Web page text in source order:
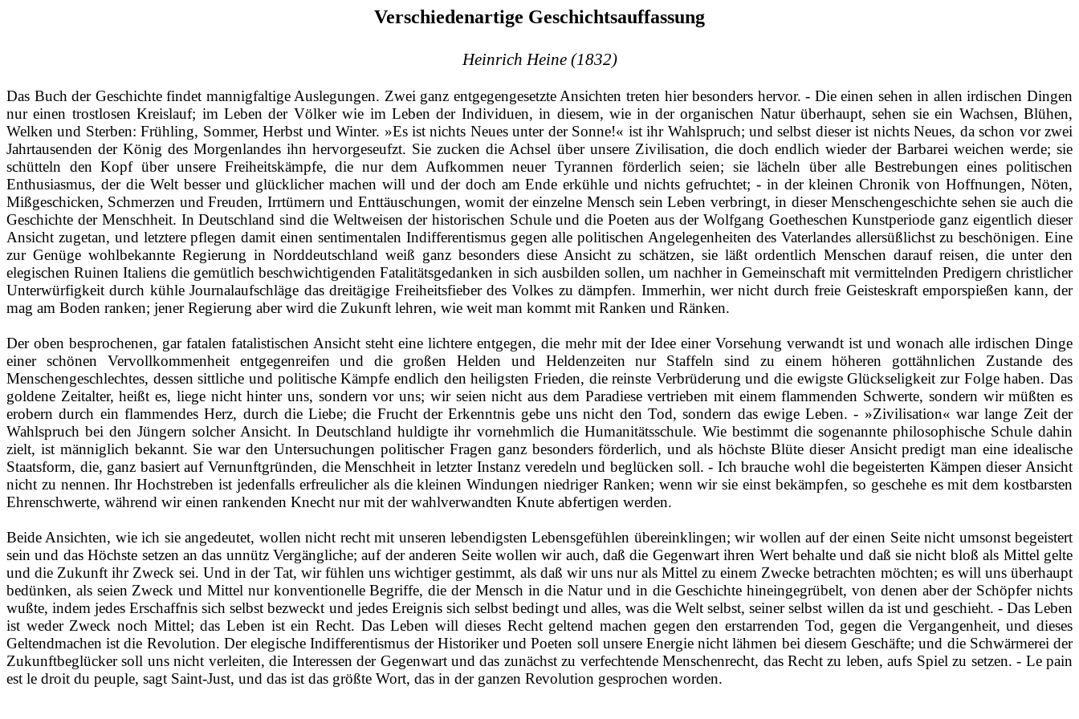
Verschiedenartige Geschichtsauffassung
Heinrich Heine (1832)
Das Buch der Geschichte findet mannigfaltige Auslegungen. Zwei ganz entgegengesetzte Ansichten treten hier besonders hervor. ‑ Die einen sehen in allen irdischen Dingen
nur einen trostlosen Kreislauf; im Leben der Völker wie im Leben der Individuen, in diesem, wie in der organischen Natur überhaupt, sehen sie ein Wachsen, Blühen,
Welken und Sterben: Frühling, Sommer, Herbst und Winter. »Es ist nichts Neues unter der Sonne!« ist ihr Wahlspruch; und selbst dieser ist nichts Neues, da schon vor zwei
Jahrtausenden der König des Morgenlandes ihn hervorgeseufzt. Sie zucken die Achsel über unsere Zivilisation, die doch endlich wieder der Barbarei weichen werde; sie
schütteln den Kopf über unsere Freiheitskämpfe, die nur dem Aufkommen neuer Tyrannen förderlich seien; sie lächeln über alle Bestrebungen eines politischen
Enthusiasmus, der die Welt besser und glücklicher machen will und der doch am Ende erkühle und nichts gefruchtet; ‑ in der kleinen Chronik von Hoffnungen, Nöten,
Mißgeschicken, Schmerzen und Freuden, Irrtümern und Enttäuschungen, womit der einzelne Mensch sein Leben verbringt, in dieser Menschengeschichte sehen sie auch die
Geschichte der Menschheit. In Deutschland sind die Weltweisen der historischen Schule und die Poeten aus der Wolfgang Goetheschen Kunstperiode ganz eigentlich dieser
Ansicht zugetan, und letztere pflegen damit einen sentimentalen Indifferentismusgegen alle politischen Angelegenheiten des Vaterlandes allersüßlichstzu beschönigen. Eine
zur Genüge wohlbekannte Regierung in Norddeutschland weiß ganz besonders diese Ansicht zu schätzen, sie läßt ordentlich Menschen darauf reisen, die unter den
elegischen Ruinen Italiens die gemütlich beschwichtigenden Fatalitätsgedanken in sich ausbilden sollen, um nachher in Gemeinschaft mit vermittelnden Predigern christlicher
Unterwürfigkeit durch kühle Journalaufschläge das dreitägige Freiheitsfieber des Volkes zu dämpfen. Immerhin, wer nicht durch freie Geisteskraftemporspießen kann, der
mag am Boden ranken; jener Regierung aber wird die Zukunft lehren, wie weit man kommt mit Ranken und Ränken.
Der oben besprochenen, gar fatalen fatalistischen Ansicht steht eine lichtere entgegen, die mehr mit der Idee einer Vorsehung verwandt ist und wonach alle irdischen Dinge
einer schönen Vervollkommenheit entgegenreifen und die großen Helden und Heldenzeiten nur Staffeln sind zu einem höheren gottähnlichen Zustande des
Menschengeschlechtes, dessen sittliche und politische Kämpfe endlich den heiligsten Frieden, die reinste Verbrüderung und die ewigste Glückseligkeit zur Folge haben. Das
goldene Zeitalter, heißt es, liege nicht hinter uns, sondern vor uns; wir seien nicht aus dem Paradiese vertrieben mit einem flammenden Schwerte, sondern wir müßten es
erobern durch ein flammendes Herz, durch die Liebe; die Frucht der Erkenntnis gebe uns nicht den Tod, sondern das ewige Leben. ‑ »Zivilisation« war lange Zeit der
Wahlspruch bei den Jüngern solcher Ansicht. In Deutschland huldigte ihr vornehmlich die Humanitätsschule. Wie bestimmt die sogenannte philosophische Schule dahin
zielt, ist männiglich bekannt. Sie war den Untersuchungen politischer Fragen ganz besonders förderlich, und als höchste Blüte dieser Ansicht predigt man eineidealische
Staatsform, die, ganz basiert auf Vernunftgründen, die Menschheit in letzter Instanz veredeln und beglücken soll. ‑ Ich brauche wohl die begeisterten Kämpen dieser Ansicht
nicht zu nennen. Ihr Hochstreben ist jedenfalls erfreulicher als die kleinen Windungen niedriger Ranken; wenn wir sie einst bekämpfen, so geschehe es mit dem kostbarsten
Ehrenschwerte, während wir einen rankenden Knecht nur mit der wahlverwandten Knute abfertigen werden.
Beide Ansichten, wie ich sie angedeutet, wollen nicht recht mit unseren lebendigsten Lebensgefühlen übereinklingen; wir wollen auf der einen Seite nicht umsonst begeistert
sein und das Höchste setzen an das unnütz Vergängliche; auf der anderen Seite wollen wir auch, daß die Gegenwart ihren Wert behalte und daß sie nicht bloß als Mittel gelte
und die Zukunft ihr Zweck sei. Und in der Tat, wir fühlen uns wichtiger gestimmt, als daß wir uns nur als Mittel zu einem Zwecke betrachten möchten; es will uns überhaupt
bedünken, als seien Zweck und Mittel nur konventionelle Begriffe, die der Mensch in die Natur und in die Geschichte hineingegrübelt, von denen aber der Schöpfer nichts
wußte, indem jedesErschaffnis sich selbst bezweckt und jedes Ereignis sich selbst bedingt und alles, was die Welt selbst, seiner selbst willen da ist und geschieht. ‑ Das Leben
ist weder Zweck noch Mittel; das Leben ist ein Recht. Das Leben will dieses Recht geltend machen gegen den erstarrenden Tod, gegen die Vergangenheit, und dieses
Geltendmachen ist die Revolution. Der elegischeIndifferentismus der Historiker und Poeten soll unsere Energie nicht lähmen bei diesem Geschäfte; und die Schwärmerei der
Zukunftbeglückersoll uns nicht verleiten, die Interessen der Gegenwart und das zunächst zu verfechtende Menschenrecht, das Recht zu leben, aufs Spiel zu setzen. ‑ Le pain
est le droit du peuple, sagt Saint‑Just, und das ist das größte Wort, das in der ganzen Revolution gesprochen worden.